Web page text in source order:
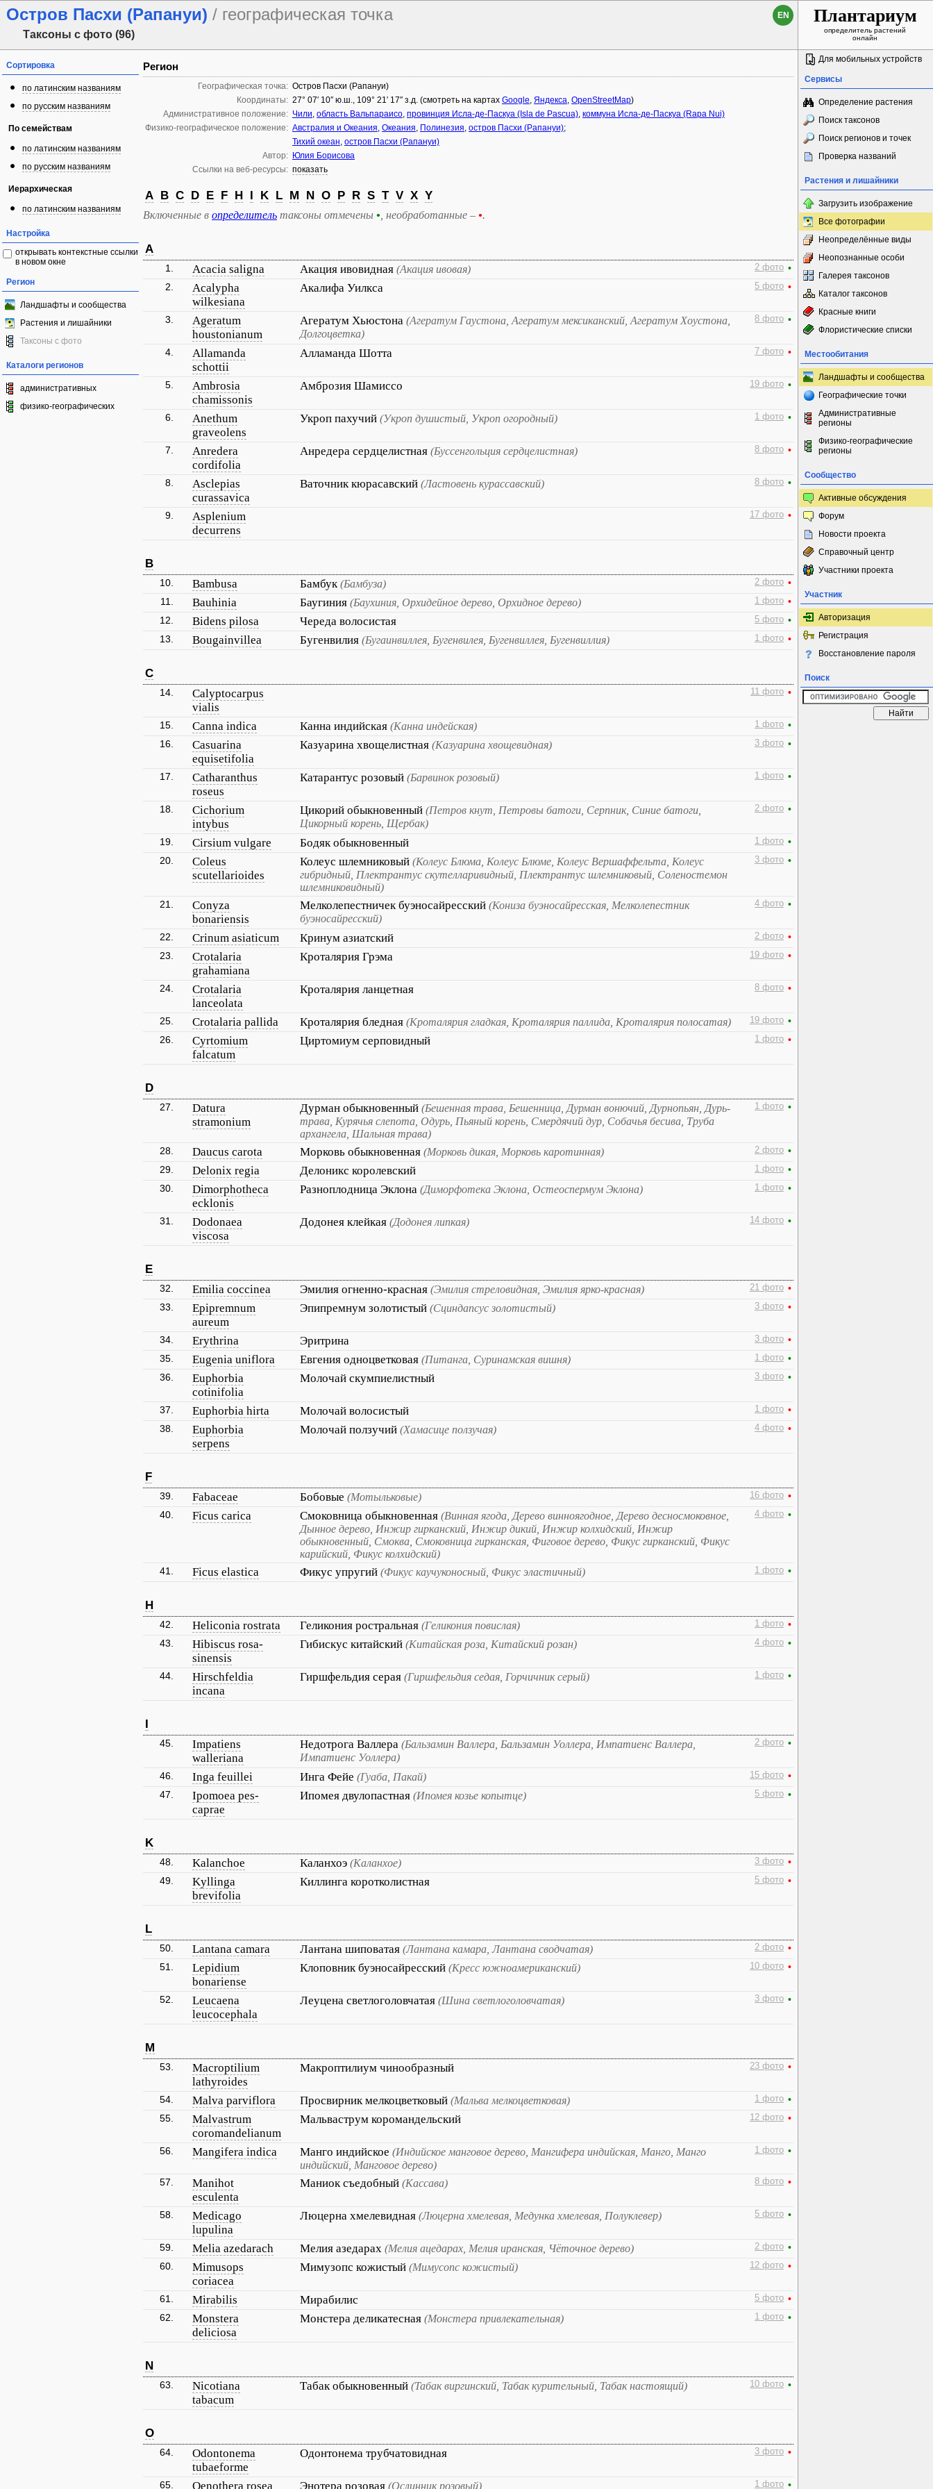
Остров Пасхи (Рапануи) / географическая точка
Таксоны с фото (96)
EN Плантариум
определитель растений
онлайн
Сортировка
по латинским названиям
по русским названиям
По семействам
по латинским названиям
по русским названиям
Иерархическая
по латинским названиям
Настройка
открывать контекстные ссылки
в новом окне
Регион
Ландшафты и сообщества
Растения и лишайники
Таксоны с фото
Каталоги регионов
административных
физико-географических
Регион
Географическая точка: Остров Пасхи (Рапануи)
Координаты: 27° 07′ 10″ ю.ш., 109° 21′ 17″ з.д. (смотреть на картах Google, Яндекса, OpenStreetMap)
Административное положение: Чили, область Вальпараисо, провинция Исла-де-Паскуа (Isla de Pascua), коммуна Исла-де-Паскуа (Rapa Nui)
Физико-географическое положение: Австралия и Океания, Океания, Полинезия, остров Пасхи (Рапануи);
Тихий океан, остров Пасхи (Рапануи)
Автор: Юлия Борисова
Ссылки на веб-ресурсы: показать
A B C D E F H I K L M N O P R S T V X Y
Включенные в определитель таксоны отмечены • , необработанные – •.
A
1. Acacia saligna Акация ивовидная (Акация ивовая) 2 фото •
2.
Acalypha
wilkesiana
Акалифа Уилкса 5 фото •
3.
Ageratum
houstonianum
Агератум Хьюстона (Агератум Гаустона, Агератум мексиканский, Агератум Хоустона,
Долгоцветка)
8 фото •
4.
Allamanda
schottii
Алламанда Шотта 7 фото •
5.
Ambrosia
chamissonis
Амброзия Шамиссо 19 фото •
6.
Anethum
graveolens
Укроп пахучий (Укроп душистый, Укроп огородный) 1 фото •
7.
Anredera
cordifolia
Анредера сердцелистная (Буссенгольция сердцелистная) 8 фото •
8.
Asclepias
curassavica
Ваточник кюрасавский (Ластовень курассавский) 8 фото •
9.
Asplenium
decurrens
17 фото •
B
10. Bambusa Бамбук(Бамбуза) 2 фото •
11.
Bauhinia Баугиния (Баухиния, Орхидейное дерево, Орхидное дерево) 1 фото •
12.
Bidens pilosa Череда волосистая 5 фото •
13.
Bougainvillea Бугенвилия (Бугаинвиллея, Бугенвилея, Бугенвиллея, Бугенвиллия) 1 фото •
C
14.
Calyptocarpus
vialis
11 фото •
15. Canna indica Канна индийская (Канна индейская) 1 фото •
16.
Casuarina
equisetifolia
Казуарина хвощелистная (Казуарина хвощевидная) 3 фото •
17.
Catharanthus
roseus
Катарантус розовый (Барвинок розовый) 1 фото •
18.
Cichorium
intybus
Цикорий обыкновенный (Петров кнут, Петровы батоги, Серпник, Синие батоги,
Цикорный корень, Щербак)
2 фото •
19. Cirsium vulgare Бодяк обыкновенный 1 фото •
20.
Coleus
scutellarioides
Колеус шлемниковый (Колеус Блюма, Колеус Блюме, Колеус Вершаффельта, Колеус
гибридный, Плектрантус скутелларивидный, Плектрантус шлемниковый, Соленостемон
шлемниковидный)
3 фото •
21.
Conyza
bonariensis
Мелколепестничек буэносайресский (Кониза буэносайресская, Мелколепестник
буэносайресский)
4 фото •
22. Crinum asiaticum Кринум азиатский 2 фото •
23.
Crotalaria
grahamiana
Кроталярия Грэма 19 фото •
24.
Crotalaria
lanceolata
Кроталярия ланцетная 8 фото •
25. Crotalaria pallida Кроталярия бледная (Кроталярия гладкая, Кроталярия паллида, Кроталярия полосатая) 19 фото •
26.
Cyrtomium
falcatum
Циртомиум серповидный 1 фото •
D
27.
Datura
stramonium
Дурман обыкновенный (Бешенная трава, Бешенница, Дурман вонючий, Дурнопьян, Дурь-
трава, Курячья слепота, Одурь, Пьяный корень, Смердячий дур, Собачья бесива, Труба
архангела, Шальная трава)
1 фото •
28. Daucus carota Морковь обыкновенная (Морковь дикая, Морковь каротинная) 2 фото •
29.
Delonix regia Делоникс королевский 1 фото •
30.
Dimorphotheca
ecklonis
Разноплодница Эклона (Диморфотека Эклона, Остеоспермум Эклона) 1 фото •
31.
Dodonaea
viscosa
Додонея клейкая (Додонея липкая) 14 фото •
E
32. Emilia coccinea Эмилия огненно-красная (Эмилия стреловидная, Эмилия ярко-красная) 21 фото •
33.
Epipremnum
aureum
Эпипремнум золотистый (Сциндапсус золотистый) 3 фото •
34. Erythrina Эритрина 3 фото •
35.
Eugenia uniflora Евгения одноцветковая (Питанга, Суринамская вишня) 1 фото •
36.
Euphorbia
cotinifolia
Молочай скумпиелистный 3 фото •
37. Euphorbia hirta Молочай волосистый 1 фото •
38.
Euphorbia
serpens
Молочай ползучий (Хамасице ползучая) 4 фото •
F
39. Fabaceae Бобовые (Мотыльковые) 16 фото •
40.
Ficus carica Смоковница обыкновенная (Винная ягода, Дерево винноягодное, Дерево десносмоковное,
Дынное дерево, Инжир гирканский, Инжир дикий, Инжир колхидский, Инжир
обыкновенный, Смоква, Смоковница гирканская, Фиговое дерево, Фикус гирканский, Фикус
карийский, Фикус колхидский)
4 фото •
41. Ficus elastica Фикус упругий (Фикус каучуконосный, Фикус эластичный) 1 фото •
H
42. Heliconia rostrata Геликония ростральная (Геликония повислая) 1 фото •
43.
Hibiscus rosa-
sinensis
Гибискус китайский (Китайская роза, Китайский розан) 4 фото •
44.
Hirschfeldia
incana
Гиршфельдия серая (Гиршфельдия седая, Горчичник серый) 1 фото •
I
45.
Impatiens
walleriana
Недотрога Валлера (Бальзамин Валлера, Бальзамин Уоллера, Импатиенс Валлера,
Импатиенс Уоллера)
2 фото •
46. Inga feuillei Инга Фейе (Гуаба, Пакай) 15 фото •
47.
Ipomoea pes-
caprae
Ипомея двулопастная (Ипомея козье копытце) 5 фото •
K
48. Kalanchoe Каланхоэ (Каланхое) 3 фото •
49.
Kyllinga
brevifolia
Киллинга коротколистная 5 фото •
L
50. Lantana camara Лантана шиповатая (Лантана камара, Лантана сводчатая) 2 фото •
51.
Lepidium
bonariense
Клоповник буэносайресский (Кресс южноамериканский) 10 фото •
52.
Leucaena
leucocephala
Леуцена светлоголовчатая (Шина светлоголовчатая) 3 фото •
M
53.
Macroptilium
lathyroides
Макроптилиум чинообразный 23 фото •
54. Malva parviflora Просвирник мелкоцветковый (Мальва мелкоцветковая) 1 фото •
55.
Malvastrum
coromandelianum
Мальваструм коромандельский 12 фото •
56. Mangifera indica Манго индийское (Индийское манговое дерево, Мангифера индийская, Манго, Манго
индийский, Манговое дерево)
1 фото •
57.
Manihot
esculenta
Маниок съедобный (Кассава) 8 фото •
58.
Medicago
lupulina
Люцерна хмелевидная (Люцерна хмелевая, Медунка хмелевая, Полуклевер) 5 фото •
59. Melia azedarach Мелия азедарах (Мелия ацедарах, Мелия иранская, Чёточное дерево) 2 фото •
60.
Mimusops
coriacea
Мимузопс кожистый (Мимусопс кожистый) 12 фото •
61. Mirabilis Мирабилис 5 фото •
62.
Monstera
deliciosa
Монстера деликатесная (Монстера привлекательная) 1 фото •
N
63.
Nicotiana
tabacum
Табак обыкновенный (Табак виргинский, Табак курительный, Табак настоящий) 10 фото •
O
64.
Odontonema
tubaeforme
Одонтонема трубчатовидная 3 фото •
65. Oenothera rosea Энотера розовая (Ослинник розовый) 1 фото •
Для мобильных устройств
Сервисы
Определение растения
Поиск таксонов
Поиск регионов и точек
Проверка названий
Растения и лишайники
Загрузить изображение
Все фотографии
Неопределённые виды
Неопознанные особи
Галерея таксонов
Каталог таксонов
Красные книги
Флористические списки
Местообитания
Ландшафты и сообщества
Географические точки
Административные
регионы
Физико-географические
регионы
Сообщество
Активные обсуждения
Форум
Новости проекта
Справочный центр
Участники проекта
Участник
Авторизация
Регистрация
Восстановление пароля
Поиск